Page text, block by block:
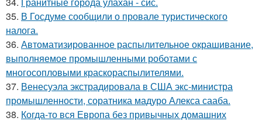
35. В Госдуме сообщили о провале туристического
налога.
36. Автоматизированное распылительное окрашивание,
выполняемое промышленными роботами с
многосопловыми краскораспылителями.
37. Венесуэла экстрадировала в США экс-министра
промышленности, соратника мадуро Алекса сааба.
38. Когда-то вся Европа без привычных домашних